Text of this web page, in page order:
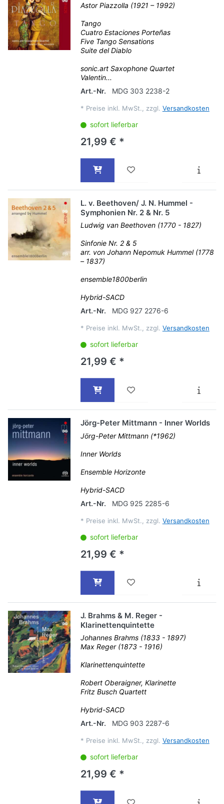
Astor Piazzolla (1921 – 1992)
Tango
Cuatro Estaciones Porteñas
Five Tango Sensations
Suite del Diablo
sonic.art Saxophone Quartet
Valentin...
Art.-Nr.
MDG 303 2238-2
* Preise inkl. MwSt., zzgl. Versandkosten
sofort lieferbar
21,99 € *
L. v. Beethoven/ J. N. Hummel -
Symphonien Nr. 2 & Nr. 5
Ludwig van Beethoven (1770 - 1827)
Sinfonie Nr. 2 & 5
arr. von Johann Nepomuk Hummel (1778
– 1837)
ensemble1800berlin
Hybrid-SACD
Art.-Nr.
MDG 927 2276-6
* Preise inkl. MwSt., zzgl. Versandkosten
sofort lieferbar
21,99 € *
Jörg-Peter Mittmann - Inner Worlds
Jörg-Peter Mittmann (*1962)
Inner Worlds
Ensemble Horizonte
Hybrid-SACD
Art.-Nr.
MDG 925 2285-6
* Preise inkl. MwSt., zzgl. Versandkosten
sofort lieferbar
21,99 € *
J. Brahms & M. Reger -
Klarinettenquintette
Johannes Brahms (1833 - 1897)
Max Reger (1873 - 1916)
Klarinettenquintette
Robert Oberaigner, Klarinette
Fritz Busch Quartett
Hybrid-SACD
Art.-Nr.
MDG 903 2287-6
* Preise inkl. MwSt., zzgl. Versandkosten
sofort lieferbar
21,99 € *